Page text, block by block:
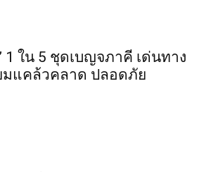
1 ใน 5​ ชุดเบญจ​ภาคี​ เด่นทาง
ม​แคล้วคลาด​ ปลอดภัย​